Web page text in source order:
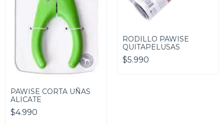
PAWISE CORTA UÑAS
ALICATE
$4.990
RODILLO PAWISE
QUITAPELUSAS
$5.990